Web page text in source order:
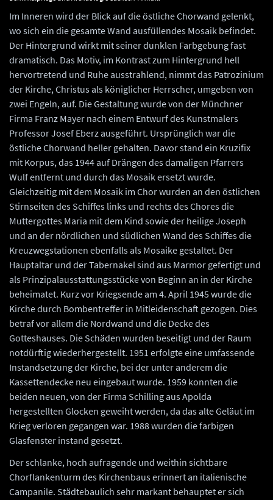
Im Inneren wird der Blick auf die östliche Chorwand gelenkt,
wo sich ein die gesamte Wand ausfüllendes Mosaik befindet.
Der Hintergrund wirkt mit seiner dunklen Farbgebung fast
dramatisch. Das Motiv, im Kontrast zum Hintergrund hell
hervortretend und Ruhe ausstrahlend, nimmt das Patrozinium
der Kirche, Christus als königlicher Herrscher, umgeben von
zwei Engeln, auf. Die Gestaltung wurde von der Münchner
Firma Franz Mayer nach einem Entwurf des Kunstmalers
Professor Josef Eberz ausgeführt. Ursprünglich war die
östliche Chorwand heller gehalten. Davor stand ein Kruzifix
mit Korpus, das 1944 auf Drängen des damaligen Pfarrers
Wulf entfernt und durch das Mosaik ersetzt wurde.
Gleichzeitig mit dem Mosaik im Chor wurden an den östlichen
Stirnseiten des Schiffes links und rechts des Chores die
Muttergottes Maria mit dem Kind sowie der heilige Joseph
und an der nördlichen und südlichen Wand des Schiffes die
Kreuzwegstationen ebenfalls als Mosaike gestaltet. Der
Hauptaltar und der Tabernakel sind aus Marmor gefertigt und
als Prinzipalausstattungsstücke von Beginn an in der Kirche
beheimatet. Kurz vor Kriegsende am 4. April 1945 wurde die
Kirche durch Bombentreffer in Mitleidenschaft gezogen. Dies
betraf vor allem die Nordwand und die Decke des
Gotteshauses. Die Schäden wurden beseitigt und der Raum
notdürftig wiederhergestellt. 1951 erfolgte eine umfassende
Instandsetzung der Kirche, bei der unter anderem die
Kassettendecke neu eingebaut wurde. 1959 konnten die
beiden neuen, von der Firma Schilling aus Apolda
hergestellten Glocken geweiht werden, da das alte Geläut im
Krieg verloren gegangen war. 1988 wurden die farbigen
Glasfenster instand gesetzt.
Der schlanke, hoch aufragende und weithin sichtbare
Chorflankenturm des Kirchenbaus erinnert an italienische
Campanile. Städtebaulich sehr markant behauptet er sich